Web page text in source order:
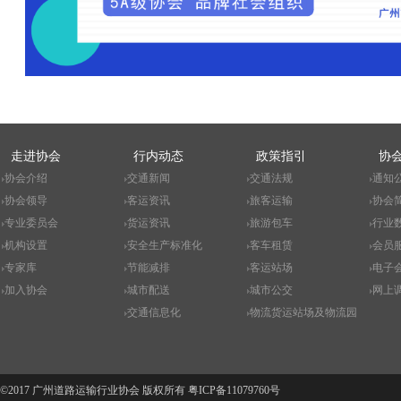
走进协会
协会介绍
协会领导
专业委员会
机构设置
专家库
加入协会
行内动态
交通新闻
客运资讯
货运资讯
安全生产标准化
节能减排
城市配送
交通信息化
政策指引
交通法规
旅客运输
旅游包车
客车租赁
客运站场
城市公交
物流货运站场及物流园
协
通知
协会
行业
会员
电子
网上
©2017 广州道路运输行业协会 版权所有 粤ICP备11079760号